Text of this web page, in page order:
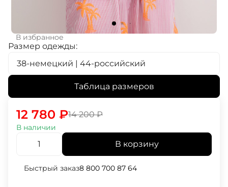
В избранное
Размер одежды:
38-немецкий | 44-российский
Таблица размеров
14 200₽
12 780 ₽
В наличии
В корзину
Быстрый заказ8 800 700 87 64